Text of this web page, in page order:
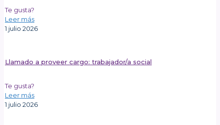
Te gusta?
Leer más
1 julio 2026
Llamado a proveer cargo: trabajador/a social
Te gusta?
Leer más
1 julio 2026